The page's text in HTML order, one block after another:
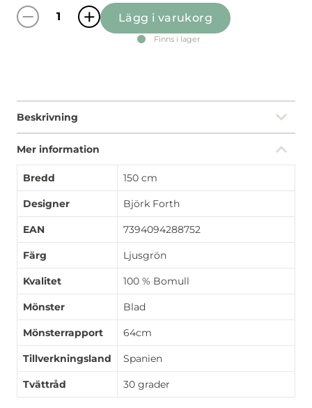
Fikonträd ljusgrön tyg metervara quantity
Lägg i varukorg
Finns i lager
Beskrivning
Mer information
Bredd 150 cm
Designer Björk Forth
EAN 7394094288752
Färg Ljusgrön
Kvalitet 100 % Bomull
Mönster Blad
Mönsterrapport 64cm
Tillverkningsland Spanien
Tvättråd 30 grader